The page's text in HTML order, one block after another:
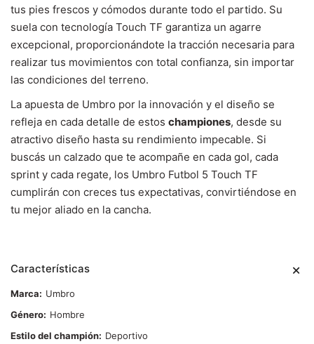
tus pies frescos y cómodos durante todo el partido. Su
suela con tecnología Touch TF garantiza un agarre
excepcional, proporcionándote la tracción necesaria para
realizar tus movimientos con total confianza, sin importar
las condiciones del terreno.
La apuesta de Umbro por la innovación y el diseño se
refleja en cada detalle de estos championes, desde su
atractivo diseño hasta su rendimiento impecable. Si
buscás un calzado que te acompañe en cada gol, cada
sprint y cada regate, los Umbro Futbol 5 Touch TF
cumplirán con creces tus expectativas, convirtiéndose en
tu mejor aliado en la cancha.
Características
Marca
Umbro
Género
Hombre
Estilo del champión
Deportivo